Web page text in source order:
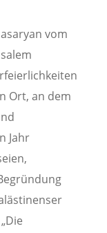
vom
Ort, an dem
Jahr